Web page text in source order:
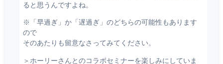
ると思うんですよね。
※「早過ぎ」か「遅過ぎ」のどちらの可能性もあります
ので
そのあたりも留意なさってみてください。
＞ホーリーさんとのコラボセミナーを楽しみにしていま